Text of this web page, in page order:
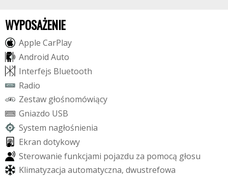
WYPOSAŻENIE
Apple CarPlay
Android Auto
Interfejs Bluetooth
Radio
Zestaw głośnomówiący
Gniazdo USB
System nagłośnienia
Ekran dotykowy
Sterowanie funkcjami pojazdu za pomocą głosu
Klimatyzacja automatyczna, dwustrefowa